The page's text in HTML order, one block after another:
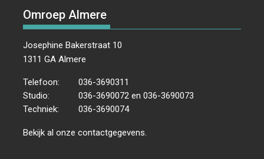
Omroep Almere
Josephine Bakerstraat 10
1311 GA Almere
Telefoon:
036-3690311
Studio:
036-3690072 en 036-3690073
Techniek:
036-3690074
Bekijk al onzecontactgegevens